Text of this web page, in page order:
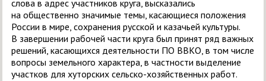
слова в адрес участников круга, высказались
на общественно значимые темы, касающиеся положения
России в мире, сохранения русской и казачьей культуры.
В завершении рабочей части круга был принят ряд важных
решений, касающихся деятельности ПО ВВКО, в том числе
вопросы земельного характера, в частности выделение
участков для хуторских сельско-хозяйственных работ.